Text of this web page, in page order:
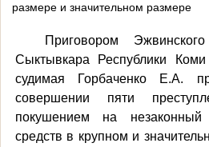
размере и значительном размере
Приговором
Сыктывкара Республики
судимая Горбаченко Е.А.
совершении пяти
покушением на незаконный
средств в крупном и